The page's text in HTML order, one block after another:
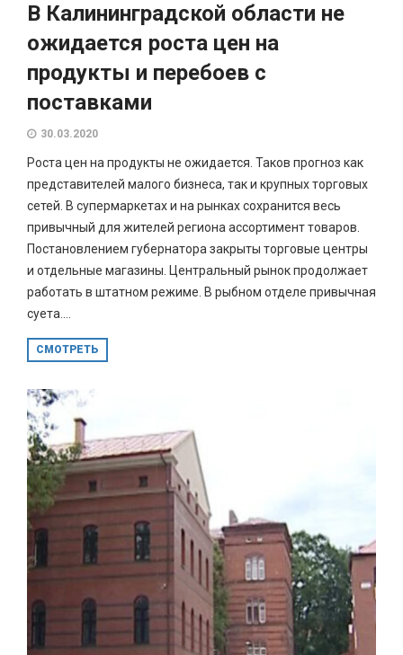
В Калининградской области не
ожидается роста цен на
продукты и перебоев с
поставками
30.03.2020
Роста цен на продукты не ожидается. Таков прогноз как
представителей малого бизнеса, так и крупных торговых
сетей. В супермаркетах и на рынках сохранится весь
привычный для жителей региона ассортимент товаров.
Постановлением губернатора закрыты торговые центры
и отдельные магазины. Центральный рынок продолжает
работать в штатном режиме. В рыбном отделе привычная
суета....
СМОТРЕТЬ